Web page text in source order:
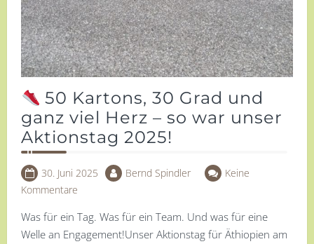
50 Kartons, 30 Grad und
ganz viel Herz – so war unser
Aktionstag 2025!
30. Juni 2025 Bernd Spindler
Keine
Kommentare
Was für ein Tag. Was für ein Team. Und was für eine
Welle an Engagement!Unser Aktionstag für Äthiopien am